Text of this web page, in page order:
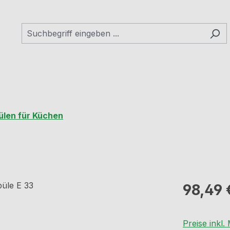
für Küchen
Regulärer
98,49
Preise inkl.